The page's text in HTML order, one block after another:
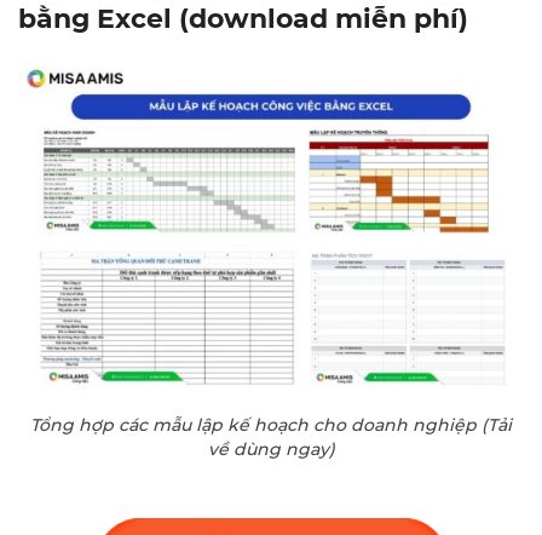
bằng Excel (download miễn phí)
Tổng hợp các mẫu lập kế hoạch cho doanh nghiệp (Tải
về dùng ngay)